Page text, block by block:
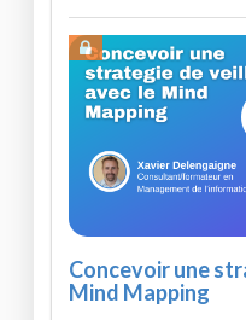
Concevoir une
Mind Mapping